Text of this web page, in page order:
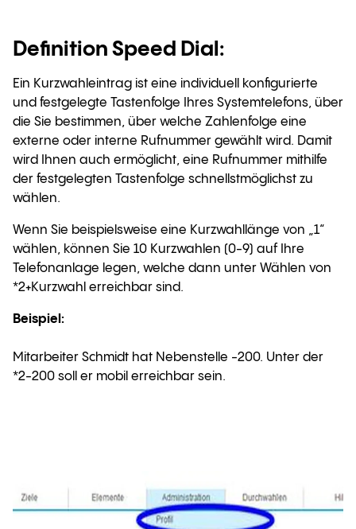
Definition Speed Dial:
Ein Kurzwahleintrag ist eine individuell konfigurierte
und festgelegte Tastenfolge Ihres Systemtelefons, über
die Sie bestimmen, über welche Zahlenfolge eine
externe oder interne Rufnummer gewählt wird. Damit
wird Ihnen auch ermöglicht, eine Rufnummer mithilfe
der festgelegten Tastenfolge schnellstmöglichst zu
wählen.
Wenn Sie beispielsweise eine Kurzwahllänge von „1“
wählen, können Sie 10 Kurzwahlen (0-9) auf Ihre
Telefonanlage legen, welche dann unter Wählen von
*2+Kurzwahl erreichbar sind.
Beispiel:
Mitarbeiter Schmidt hat Nebenstelle -200. Unter der
*2-200 soll er mobil erreichbar sein.